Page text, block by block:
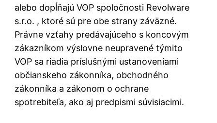
alebo dopĺňajú VOP spoločnosti Revolware
s.r.o. , ktoré sú pre obe strany záväzné.
Právne vzťahy predávajúceho s koncovým
zákazníkom výslovne neupravené týmito
VOP sa riadia príslušnými ustanoveniami
občianskeho zákonníka, obchodného
zákonníka a zákonom o ochrane
spotrebiteľa, ako aj predpismi súvisiacimi.